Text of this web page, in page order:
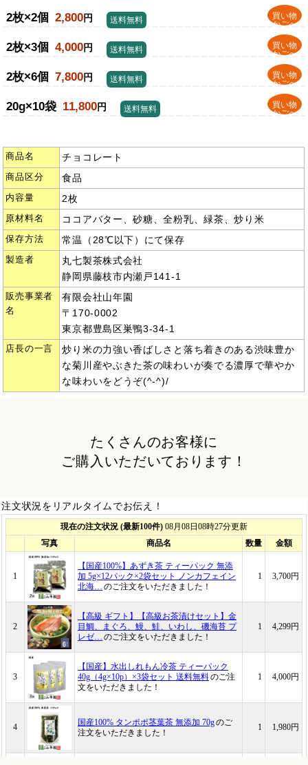
2枚×2個 2,800円
買い物
かごへ
送料無料
2枚×3個 4,000円
買い物
かごへ
送料無料
2枚×6個 7,800円
買い物
かごへ
送料無料
20g×10袋 11,800円
買い物
かごへ
送料無料
商品名 チョコレート
商品区分 食品
内容量 2枚
原材料名 ココアバター、砂糖、全粉乳、緑茶、炒り米
保存方法 常温（28℃以下）にて保存
製造者
丸七製茶株式会社
静岡県藤枝市内瀬戸141-1
販売事業者
名
有限会社山年園
〒170-0002
東京都豊島区巣鴨3-34-1
店長の一言
炒り米の力強い香ばしさと落ち着きのある渋味豊か
な菊川産やぶきた茶の味わいが奏でる濃厚で華やか
な味わいをどうぞ(^-^)/
たくさんのお客様に
ご購入いただいております！
注文状況をリアルタイムでお伝え！